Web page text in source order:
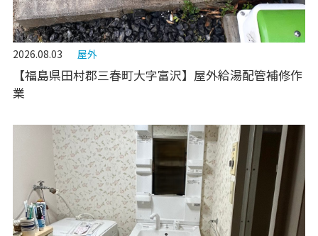
2026.08.03 屋外
【福島県田村郡三春町大字富沢】屋外給湯配管補修作
業